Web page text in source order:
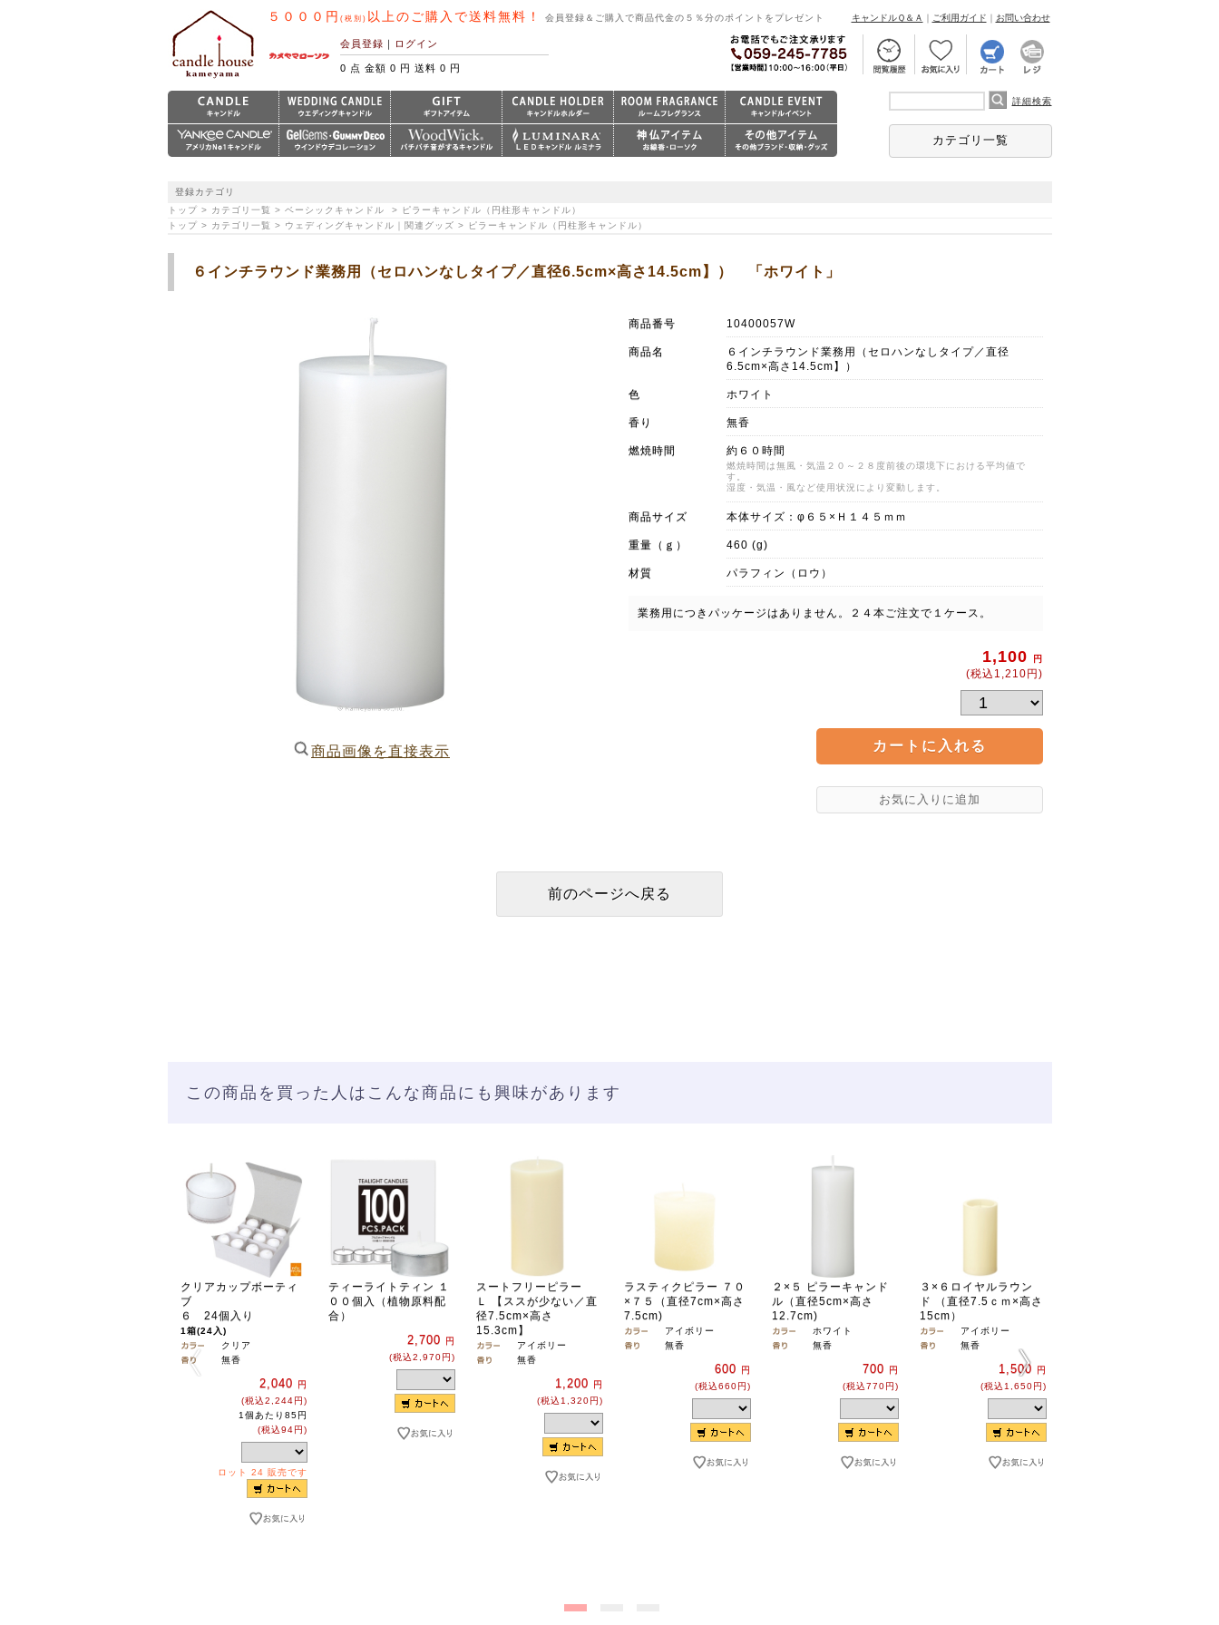
５０００円 (税別) 以上のご購入で送料無料！ 会員登録＆ご購入で商品代金の５％分のポイントをプレゼント キャンドルＱ＆Ａ ｜ ご利用ガイド ｜ お問い合わせ
会員登録 ｜ ログイン
0 点 金額 0 円 送料 0 円
詳細検索
カテゴリ一覧
登録カテゴリ
トップ > カテゴリ一覧 > ベーシックキャンドル > ピラーキャンドル（円柱形キャンドル）
トップ > カテゴリ一覧 > ウェディングキャンドル｜関連グッズ > ピラーキャンドル（円柱形キャンドル）
６インチラウンド業務用（セロハンなしタイプ／直径6.5cm×高さ14.5cm】） 「ホワイト」
商品画像を直接表示
商品番号 10400057W
商品名
６インチラウンド業務用（セロハンなしタイプ／直径
6.5cm×高さ14.5cm】）
色 ホワイト
香り 無香
燃焼時間 約６０時間
燃焼時間は無風・気温２０～２８度前後の環境下における平均値で
す。
湿度・気温・風など使用状況により変動します。
商品サイズ 本体サイズ：φ６５×Ｈ１４５ｍｍ
重量（ｇ） 460 (g)
材質 パラフィン（ロウ）
業務用につきパッケージはありません。２４本ご注文で１ケース。
1,100 円
(税込1,210円)
この商品を買った人はこんな商品にも興味があります
クリアカップボーティ
ブ
６ 24個入り
1箱(24入)
クリア
無香
2,040
円
(税込2,244円)
1個あたり85円
(税込94円)
ロット 24 販売です
ティーライトティン １
００個入（植物原料配
合）
2,700
円
(税込2,970円)
スートフリーピラー
Ｌ 【ススが少ない／直
径7.5cm×高さ
15.3cm】
アイボリー
無香
1,200
円
(税込1,320円)
ラスティクピラー ７０
×７５（直径7cm×高さ
7.5cm)
アイボリー
無香
600
円
(税込660円)
２×５ ピラーキャンド
ル（直径5cm×高さ
12.7cm)
ホワイト
無香
700
円
(税込770円)
３×６ロイヤルラウン
ド （直径7.5ｃｍ×高さ
15cm）
アイボリー
無香
1,500
円
(税込1,650円)